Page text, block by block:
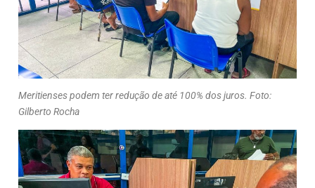
Meritienses podem ter redução de até 100% dos juros. Foto:
Gilberto Rocha